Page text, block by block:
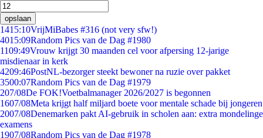
opslaan
1415:10VrijMiBabes #316 (not very sfw!)
4015:09Random Pics van de Dag #1980
1109:49Vrouw krijgt 30 maanden cel voor afpersing 12-jarige
misdienaar in kerk
4209:46PostNL-bezorger steekt bewoner na ruzie over pakket
3500:07Random Pics van de Dag #1979
207/08De FOK!Voetbalmanager 2026/2027 is begonnen
1607/08Meta krijgt half miljard boete voor mentale schade bij jongeren
2007/08Denemarken pakt AI-gebruik in scholen aan: extra mondelinge
examens
1907/08Random Pics van de Dag #1978